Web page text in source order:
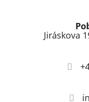
Jiráskova